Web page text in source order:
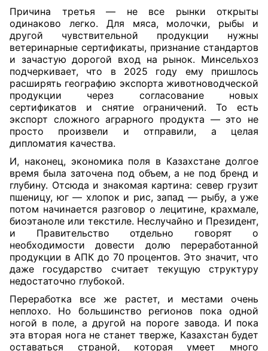
Причина третья — не все рынки открыты
одинаково легко. Для мяса, молочки, рыбы и
другой чувствительной продукции нужны
ветеринарные сертификаты, признание стандартов
и зачастую дорогой вход на рынок. Минсельхоз
подчеркивает, что в 2025 году ему пришлось
расширять географию экспорта животноводческой
продукции через согласование новых
сертификатов и снятие ограничений. То есть
экспорт сложного аграрного продукта — это не
просто произвели и отправили, а целая
дипломатия качества.
И, наконец, экономика поля в Казахстане долгое
время была заточена под объем, а не под бренд и
глубину. Отсюда и знакомая картина: север грузит
пшеницу, юг — хлопок и рис, запад — рыбу, а уже
потом начинается разговор о лецитине, крахмале,
биоэтаноле или текстиле. Неслучайно и Президент,
и Правительство отдельно говорят о
необходимости довести долю переработанной
продукции в АПК до 70 процентов. Это значит, что
даже государство считает текущую структуру
недостаточно глубокой.
Переработка все же растет, и местами очень
неплохо. Но большинство регионов пока одной
ногой в поле, а другой на пороге завода. И пока
эта вторая нога не станет тверже, Казахстан будет
оставаться страной, которая умеет много